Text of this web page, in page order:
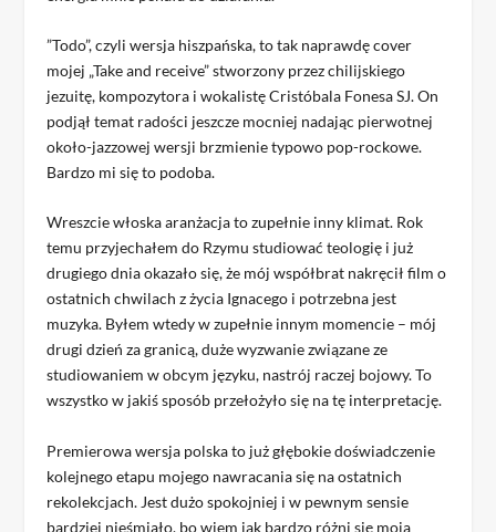
”Todo”, czyli wersja hiszpańska, to tak naprawdę cover
mojej „Take and receive” stworzony przez chilijskiego
jezuitę, kompozytora i wokalistę Cristóbala Fonesa SJ. On
podjął temat radości jeszcze mocniej nadając pierwotnej
około-jazzowej wersji brzmienie typowo pop-rockowe.
Bardzo mi się to podoba.
Wreszcie włoska aranżacja to zupełnie inny klimat. Rok
temu przyjechałem do Rzymu studiować teologię i już
drugiego dnia okazało się, że mój współbrat nakręcił film o
ostatnich chwilach z życia Ignacego i potrzebna jest
muzyka. Byłem wtedy w zupełnie innym momencie – mój
drugi dzień za granicą, duże wyzwanie związane ze
studiowaniem w obcym języku, nastrój raczej bojowy. To
wszystko w jakiś sposób przełożyło się na tę interpretację.
Premierowa wersja polska to już głębokie doświadczenie
kolejnego etapu mojego nawracania się na ostatnich
rekolekcjach. Jest dużo spokojniej i w pewnym sensie
bardziej nieśmiało, bo wiem jak bardzo różni się moja